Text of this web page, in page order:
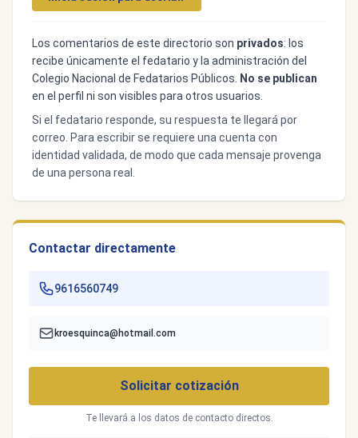
Los comentarios de este directorio son privados: los
recibe únicamente el fedatario y la administración del
Colegio Nacional de Fedatarios Públicos.
No se publican
en el perfil ni son visibles para otros usuarios.
Si el fedatario responde, su respuesta te llegará por
correo. Para escribir se requiere una cuenta con
identidad validada, de modo que cada mensaje provenga
de una persona real.
Contactar directamente
9616560749
kroesquinca@hotmail.com
Solicitar cotización
Te llevará a los datos de contacto directos.